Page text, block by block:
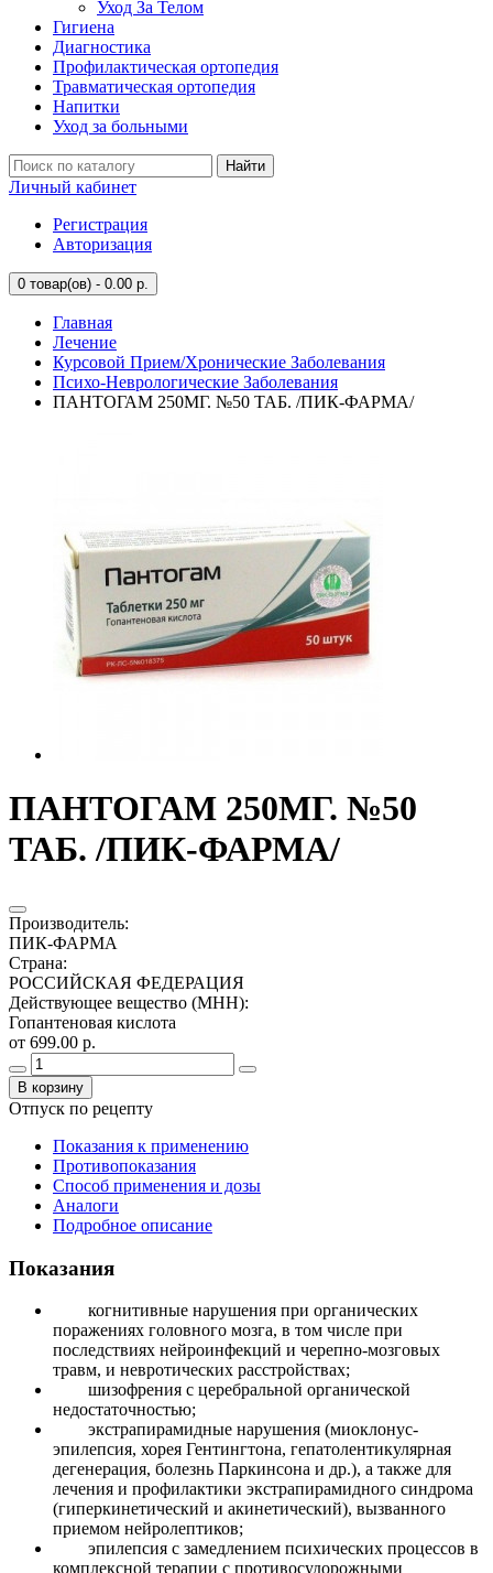
Уход За Телом
Гигиена
Диагностика
Профилактическая ортопедия
Травматическая ортопедия
Напитки
Уход за больными
Найти
Личный кабинет
Регистрация
Авторизация
0 товар(ов) - 0.00 р.
Главная
Лечение
Курсовой Прием/Хронические Заболевания
Психо-Неврологические Заболевания
ПАНТОГАМ 250МГ. №50 ТАБ. /ПИК-ФАРМА/
ПАНТОГАМ 250МГ. №50
ТАБ. /ПИК-ФАРМА/
Производитель:
ПИК-ФАРМА
Страна:
РОССИЙСКАЯ ФЕДЕРАЦИЯ
Действующее вещество (МНН):
Гопантеновая кислота
от 699.00 р.
В корзину
Отпуск по рецепту
Показания к применению
Противопоказания
Способ применения и дозы
Аналоги
Подробное описание
Показания
когнитивные нарушения при органических
поражениях головного мозга, в том числе при
последствиях нейроинфекций и черепно-мозговых
травм, и невротических расстройствах;
шизофрения с церебральной органической
недостаточностью;
экстрапирамидные нарушения (миоклонус-
эпилепсия, хорея Гентингтона, гепатолентикулярная
дегенерация, болезнь Паркинсона и др.), а также для
лечения и профилактики экстрапирамидного синдрома
(гиперкинетический и акинетический), вызванного
приемом нейролептиков;
эпилепсия с замедлением психических процессов в
комплексной терапии с противосудорожными